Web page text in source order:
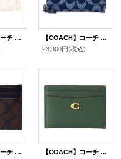
【COACH】コーチ カードケース レザー キルティング エッセンシャル ロゴ アコーディオン カードホルダー カードケース 定期入れ 名刺入れ チャーク（日本未発売）
【COACH】コーチ カードケース デニム レザー シグネチャー エッセンシャル スモール ジップ アラウンド スクエア スリム コインケース ディープブルーマルチ（日本未発売）
23,900円(税込)
【COACH】コーチ コーティングキャンバス スムースレザー シグネチャー キーリング付き ミニ スキニー IDケース コインケース ブラウン×ブラック（日本未発売）
【COACH】コーチ カードケース レザー エッセンシャル C ロゴ カードケース スリム パスケース 定期入れ 名刺入れ ハンターグリーン（日本未発売）